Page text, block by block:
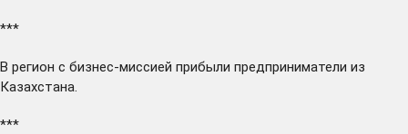
***
В регион с бизнес-миссией прибыли предприниматели из
Казахстана.
***